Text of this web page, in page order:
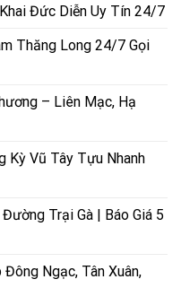
Đức Diễn Uy Tín 24/7
Thăng Long 24/7 Gọi
– Liên Mạc, Hạ
Kỳ Vũ Tây Tựu Nhanh
Trại Gà | Báo Giá 5
Ngạc, Tân Xuân,